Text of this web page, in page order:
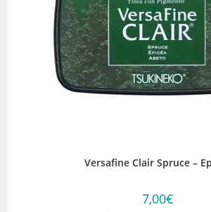
Versafine Clair Spruce –
7,00€